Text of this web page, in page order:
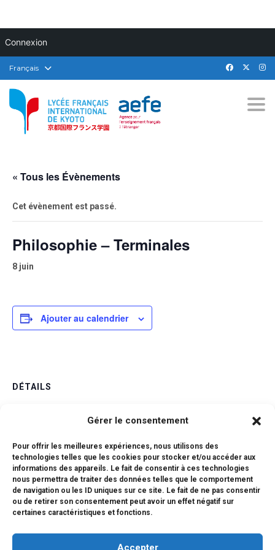
Gérer le consentement
Pour offrir les meilleures expériences, nous utilisons des
technologies telles que les cookies pour stocker et/ou accéder aux
informations des appareils. Le fait de consentir à ces technologies
nous permettra de traiter des données telles que le comportement
de navigation ou les ID uniques sur ce site. Le fait de ne pas consentir
ou de retirer son consentement peut avoir un effet négatif sur
certaines caractéristiques et fonctions.
Accepter
Connexion
Français
« Tous les Évènements
Cet évènement est passé.
Philosophie – Terminales
8 juin
Ajouter au calendrier
DÉTAILS
Catégorie d’Évènement:
Examens
Épreuves de Capacités
Expérimentales – “ECE” (SVT, PC) –
Épreuves écrites de